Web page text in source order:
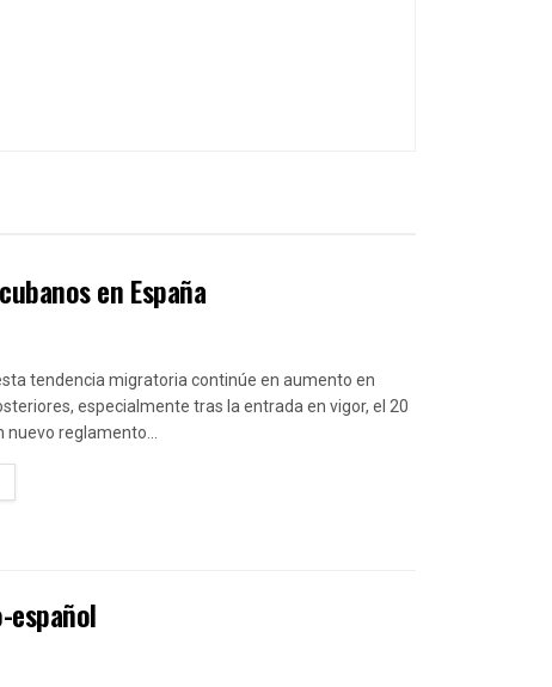
en España
tendencia migratoria continúe en aumento en
especialmente tras la entrada en vigor, el 20
nuevo reglamento...
español